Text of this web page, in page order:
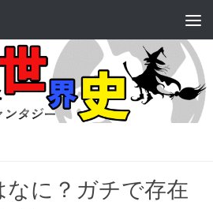
なに？ガチで存在